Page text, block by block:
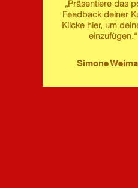
„Präsentiere das
Feedback deiner
Klicke hier, um
einzufügen.“
Simone